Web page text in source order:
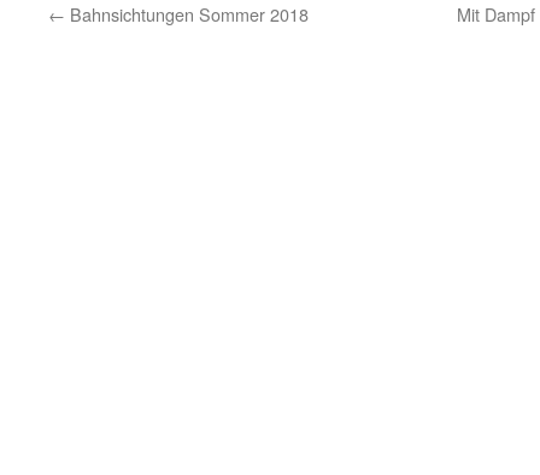
← Bahnsichtungen Sommer 2018 Mit